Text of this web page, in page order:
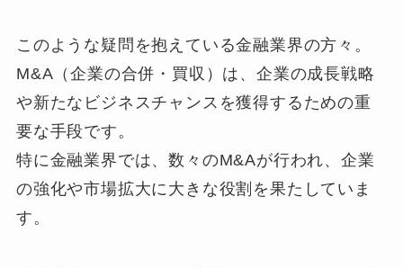
このような疑問を抱えている金融業界の方々。
M&A（企業の合併・買収）は、企業の成長戦略
や新たなビジネスチャンスを獲得するための重
要な手段です。
特に金融業界では、数々のM&Aが行われ、企業
の強化や市場拡大に大きな役割を果たしていま
す。